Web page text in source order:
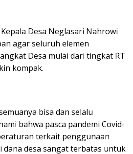
Desa Neglasari Nahrowi
agar seluruh elemen
Desa mulai dari tingkat RT
kompak.
bisa dan selalu
bahwa pasca pandemi Covid-
terkait penggunaan
dana desa sangat terbatas untuk